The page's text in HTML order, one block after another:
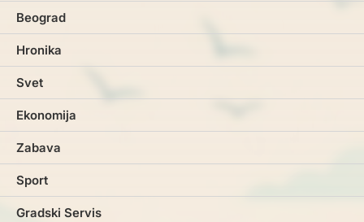
Beograd
Hronika
Svet
Ekonomija
Zabava
Sport
Gradski Servis